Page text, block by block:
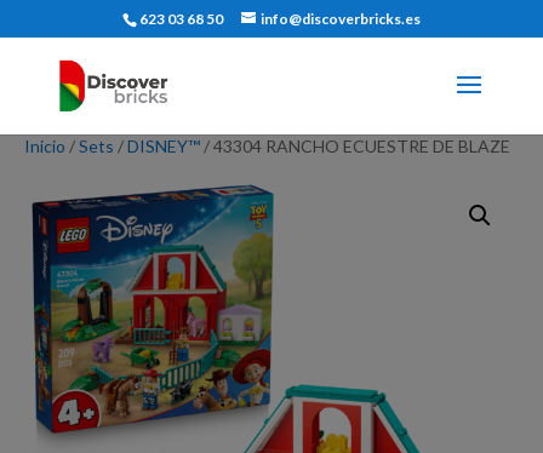
623 03 68 50 info@discoverbricks.es
Inicio /Sets /DISNEY™ / 43304 RANCHO ECUESTRE DE BLAZE